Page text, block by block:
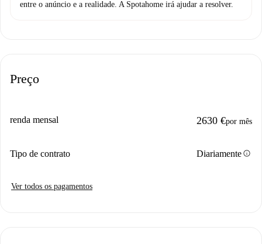
entre o anúncio e a realidade. A Spotahome irá ajudar a resolver.
Preço
renda mensal 2630 €por mês
Tipo de contrato Diariamenteinfo
Ver todos os pagamentos